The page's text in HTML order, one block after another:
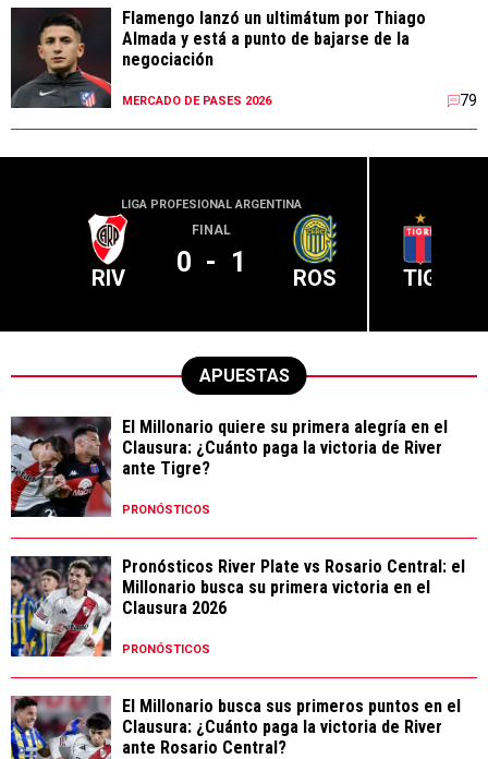
Flamengo lanzó un ultimátum por Thiago
Almada y está a punto de bajarse de la
negociación
MERCADO DE PASES 2026 79
LIGA PROFESIONAL ARGENTINA
RIV
FINAL
0 - 1 ROS TIG
APUESTAS
El Millonario quiere su primera alegría en el
Clausura: ¿Cuánto paga la victoria de River
ante Tigre?
PRONÓSTICOS
Pronósticos River Plate vs Rosario Central: el
Millonario busca su primera victoria en el
Clausura 2026
PRONÓSTICOS
El Millonario busca sus primeros puntos en el
Clausura: ¿Cuánto paga la victoria de River
ante Rosario Central?